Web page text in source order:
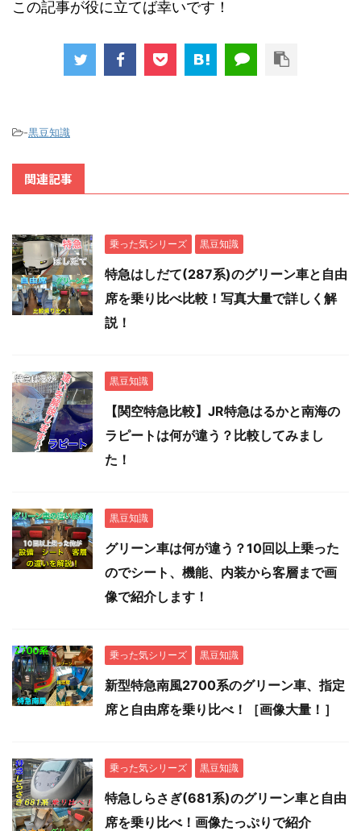
この記事が役に立てば幸いです！
-黒豆知識
関連記事
乗った気シリーズ 黒豆知識
特急はしだて(287系)のグリーン車と自由
席を乗り比べ比較！写真大量で詳しく解
説！
黒豆知識
【関空特急比較】JR特急はるかと南海の
ラピートは何が違う？比較してみまし
た！
黒豆知識
グリーン車は何が違う？10回以上乗った
のでシート、機能、内装から客層まで画
像で紹介します！
乗った気シリーズ 黒豆知識
新型特急南風2700系のグリーン車、指定
席と自由席を乗り比べ！［画像大量！］
乗った気シリーズ 黒豆知識
特急しらさぎ(681系)のグリーン車と自由
席を乗り比べ！画像たっぷりで紹介